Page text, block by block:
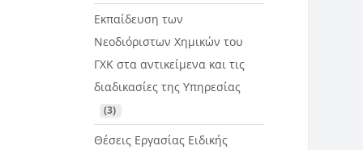
Εκπαίδευση των
Νεοδιόριστων Χημικών του
ΓΧΚ στα αντικείμενα και τις
διαδικασίες της Υπηρεσίας
(3)
Θέσεις Εργασίας Ειδικής